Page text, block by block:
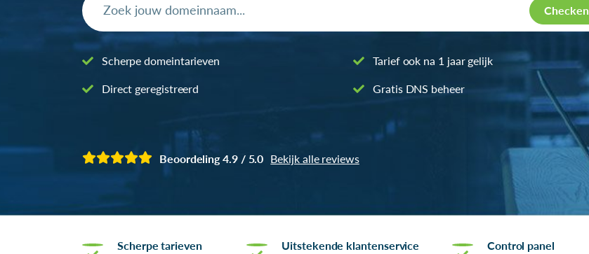
Checken
Scherpe domeintarieven
Direct geregistreerd
Tarief ook na 1 jaar gelijk
Gratis DNS beheer
Beoordeling 4.9 / 5.0 Bekijk alle reviews
Scherpe tarieven
Uitstekende klantenservice
Control panel